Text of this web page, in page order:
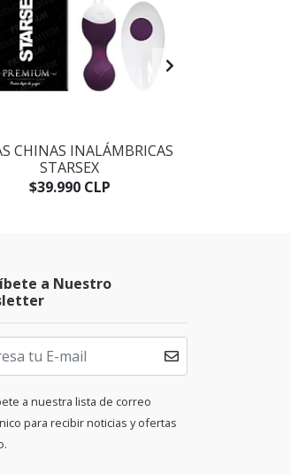
CHINAS INALÁMBRICAS
STARSEX
$39.990 CLP
a Nuestro
a nuestra lista de correo
para recibir noticias y ofertas